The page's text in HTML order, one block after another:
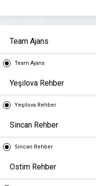
Team Ajans
Team Ajans
Yeşilova Rehber
Yeşilova Rehber
Sincan Rehber
Sincan Rehber
Ostim Rehber